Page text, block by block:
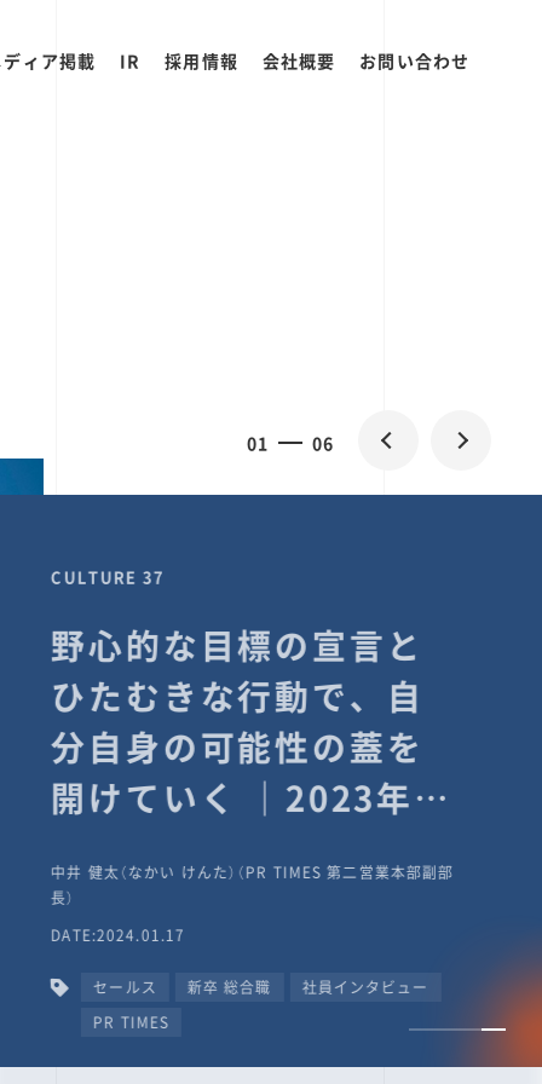
ィア掲載 IR 採用情報 会社概要 お問い合わせ
01 06
CULTURE 37
野心的な目標の宣言と
ひたむきな行動で、自
分自身の可能性の蓋を
開けていく ｜2023年度
タビュー #PR
TIMESな人たち
中井 健太（なかい けんた）（PR TIMES 第二営業本部副部
長）
DATE:2024.01.17
セールス 新卒 総合職
社員インタビュー
PR TIMES